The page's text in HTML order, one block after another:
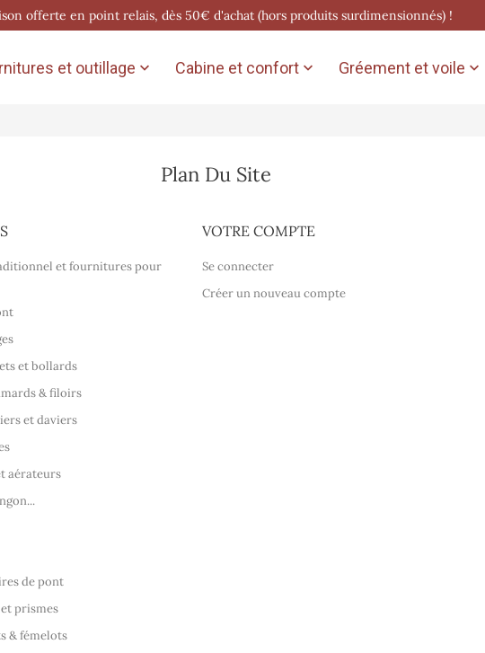
offerte en point relais, dès 50€ d'achat (hors produits surdimensionnés) !
et outillage  Cabine et confort  Gréement et voile 
Plan Du Site
et fournitures pour
et bollards
& filoirs
et daviers
aérateurs
de pont
prismes
& fémelots
VOTRE COMPTE
Se connecter
Créer un nouveau compte